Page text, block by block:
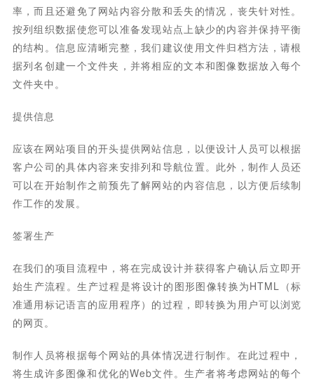
率，而且还避免了网站内容分散和丢失的情况，丧失针对性。
按列组织数据使您可以准备发现站点上缺少的内容并保持平衡
的结构。信息应清晰完整，我们建议使用文件归档方法，请根
据列名创建一个文件夹，并将相应的文本和图像数据放入每个
文件夹中。
提供信息
应该在网站项目的开头提供网站信息，以便设计人员可以根据
客户公司的具体内容来安排列和导航位置。此外，制作人员还
可以在开始制作之前预先了解网站的内容信息，以方便后续制
作工作的发展。
签署生产
在我们的项目流程中，将在完成设计并获得客户确认后立即开
始生产流程。生产过程是将设计的图形图像转换为HTML（标
准通用标记语言的应用程序）的过程，即转换为用户可以浏览
的网页。
制作人员将根据每个网站的具体情况进行制作。在此过程中，
将生成许多图像和优化的Web文件。生产者将考虑网站的每个